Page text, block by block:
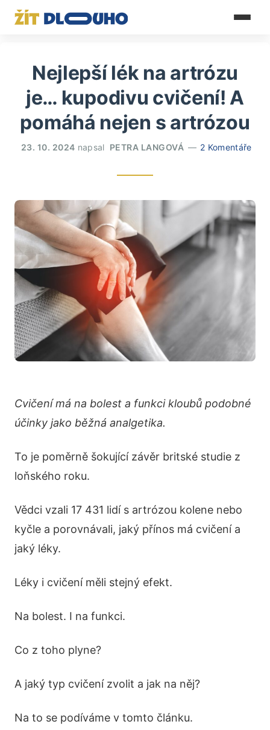
Nejlepší lék na artrózu
je… kupodivu cvičení! A
pomáhá nejen s artrózou
23. 10. 2024 napsal PETRA LANGOVÁ 2 Komentáře
Cvičení má na bolest a funkci kloubů podobné
účinky jako běžná analgetika.
To je poměrně šokující závěr britské studie z
loňského roku.
Vědci vzali 17 431 lidí s artrózou kolene nebo
kyčle a porovnávali, jaký přínos má cvičení a
jaký léky.
Léky i cvičení měli stejný efekt.
Na bolest. I na funkci.
Co z toho plyne?
A jaký typ cvičení zvolit a jak na něj?
Na to se podíváme v tomto článku.